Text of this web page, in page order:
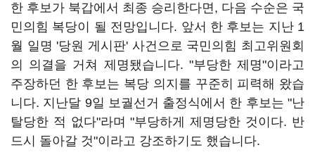
한 후보가 북갑에서 최종 승리한다면, 다음 수순은 국
민의힘 복당이 될 전망입니다. 앞서 한 후보는 지난 1
월 일명 '당원 게시판' 사건으로 국민의힘 최고위원회
의 의결을 거쳐 제명됐습니다. "부당한 제명"이라고
주장하던 한 후보는 복당 의지를 꾸준히 피력해 왔습
니다. 지난달 9일 보궐선거 출정식에서 한 후보는 "난
탈당한 적 없다"라며 "부당하게 제명당한 것이다. 반
드시 돌아갈 것"이라고 강조하기도 했습니다.